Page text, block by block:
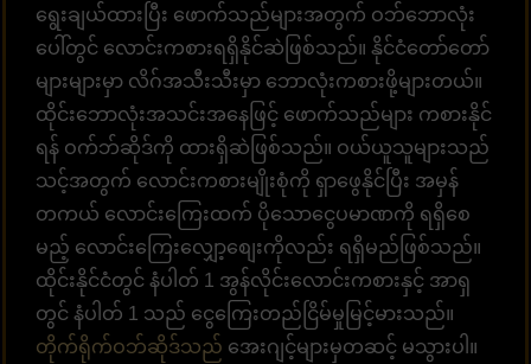
ရွေးချယ်ထားပြီး ဖောက်သည်များအတွက် ဝဘ်ဘောလုံး
ပေါ်တွင် လောင်းကစားရရှိနိုင်ဆဲဖြစ်သည်။ နိုင်ငံတော်တော်
များများမှာ လိဂ်အသီးသီးမှာ ဘောလုံးကစားဖို့များတယ်။
ထိုင်းဘောလုံးအသင်းအနေဖြင့် ဖောက်သည်များ ကစားနိုင်
ရန် ဝက်ဘ်ဆိုဒ်ကို ထားရှိဆဲဖြစ်သည်။ ဝယ်ယူသူများသည်
သင့်အတွက် လောင်းကစားမျိုးစုံကို ရှာဖွေနိုင်ပြီး အမှန်
တကယ် လောင်းကြေးထက် ပိုသောငွေပမာဏကို ရရှိစေ
မည့် လောင်းကြေးလျှော့စျေးကိုလည်း ရရှိမည်ဖြစ်သည်။
ထိုင်းနိုင်ငံတွင် နံပါတ် 1 အွန်လိုင်းလောင်းကစားနှင့် အာရှ
တွင် နံပါတ် 1 သည် ငွေကြေးတည်ငြိမ်မှုမြင့်မားသည်။
တိုက်ရိုက်ဝဘ်ဆိုဒ်သည် အေးဂျင့်များမှတဆင့် မသွားပါ။